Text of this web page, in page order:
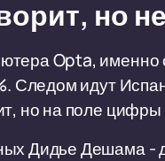
но
Opta,
Следом идут
но на поле
Дидье Дешама